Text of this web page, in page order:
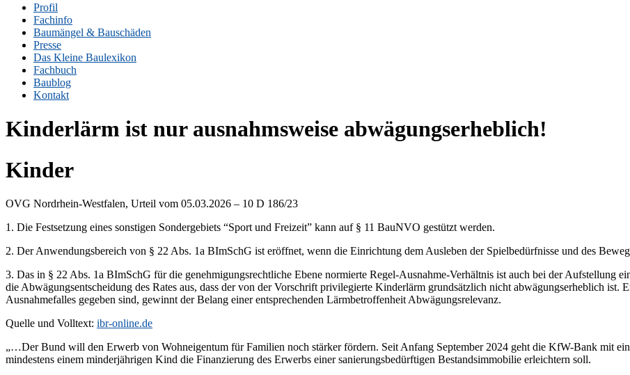
Profil
Fachinfo
Baumängel & Bauschäden
Presse
Das Kleine Baulexikon
Fachbuch
Baublog
Kontakt
Kinderlärm ist nur ausnahmsweise abwägungserheblich!
Kinder
OVG Nordrhein-Westfalen, Urteil vom 05.03.2026 – 10 D 186/23
1. Die Festsetzung eines sonstigen Sondergebiets “Sport und Freizeit” kann auf § 11 BauNVO gestützt werden.
2. Der Anwendungsbereich von § 22 Abs. 1a BImSchG ist eröffnet, wenn die Einrichtung dem Ausleben der Spielbedürfnisse und des
3. Das in § 22 Abs. 1a BImSchG für die genehmigungsrechtliche Ebene normierte Regel-Ausnahme-Verhältnis ist auch bei der Aufstellung
die Abwägungsentscheidung des Rates aus, dass der von der Vorschrift privilegierte Kinderlärm grundsätzlich nicht abwägungserheblich ist.
Ausnahmefalles gegeben sind, gewinnt der Belang einer entsprechenden Lärmbetroffenheit Abwägungsrelevanz.
Quelle und Volltext: ibr-online.de
„…Der Bund will den Erwerb von Wohneigentum für Familien noch stärker fördern. Seit Anfang September 2024 geht die KfW-Bank mit
mindestens einem minderjährigen Kind die Finanzierung des Erwerbs einer sanierungsbedürftigen Bestandsimmobilie erleichtern soll.